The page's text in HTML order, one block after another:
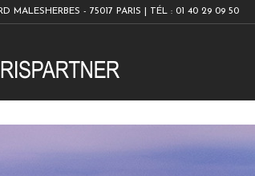
MALESHERBES - 75017 PARIS TÉL : 01 40 29 09 50